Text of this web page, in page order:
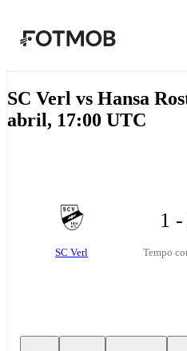
SC Verl vs Hansa
abril, 17:00 UTC
SC Verl
1
Tempo